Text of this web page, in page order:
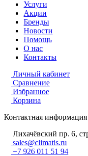
Услуги
Акции
Бренды
Новости
Помощь
О нас
Контакты
Личный кабинет
Сравнение
Избранное
Корзина
Контактная информация
Лихачёвский пр. 6,
sales@climatis.ru
+7 926 011 51 94